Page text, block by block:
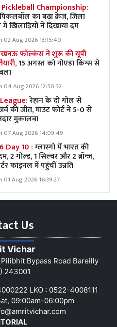
Championship:
का बढ़ा क्रेज, जिला
खिलाड़ियों ने दिखाया दम
02 Aug 2026 13:15:40
फॉल्कंस ने शुरू की यूपी
15 अगस्त को नोएडा किंग्स से
04 Aug 2026 12:50:32
रेहान के दो गोल से
की जीत, माउंट फोर्ट ने 5-0 से
मुकालबा
07 Aug 2026 14:09:49
Day 10 :ग्लास्गो में भारत की
2 गोल्ड, 1 सिल्वर और 2 ब्रॉन्ज,
फाइनल में पहुंचीं उन्नति
01 Aug 2026 16:39:27
Us
Vichar
Bypass Road Bareilly
243001
LKO : 0522-4008111
09:00am-06:00pm